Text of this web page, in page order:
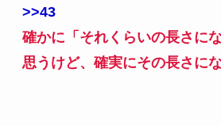
>>43
確かに「それくらいの長さに
思うけど、確実にその長さに